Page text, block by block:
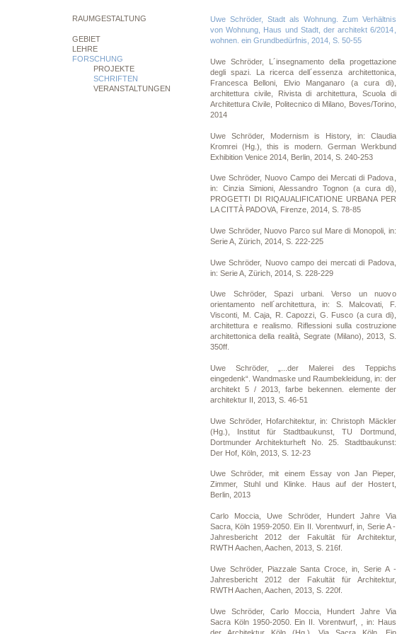
RAUMGESTALTUNG
GEBIET
LEHRE
FORSCHUNG
PROJEKTE
SCHRIFTEN
VERANSTALTUNGEN
Uwe Schröder, Stadt als Wohnung. Zum Verhältnis
von Wohnung, Haus und Stadt, der architekt 6/2014,
wohnen. ein Grundbedürfnis, 2014, S. 50-55
Uwe Schröder, L´insegnamento della progettazione
degli spazi. La ricerca dell´essenza architettonica,
Francesca Belloni, Elvio Manganaro (a cura di),
architettura civile, Rivista di architettura, Scuola di
Architettura Civile, Politecnico di Milano, Boves/Torino,
2014
Uwe Schröder, Modernism is History, in: Claudia
Kromrei (Hg.), this is modern. German Werkbund
Exhibition Venice 2014, Berlin, 2014, S. 240-253
Uwe Schröder, Nuovo Campo dei Mercati di Padova,
in: Cinzia Simioni, Alessandro Tognon (a cura di),
PROGETTI DI RIQAUALIFICATIONE URBANA PER
LA CITTÀ PADOVA, Firenze, 2014, S. 78-85
Uwe Schröder, Nuovo Parco sul Mare di Monopoli, in:
Serie A, Zürich, 2014, S. 222-225
Uwe Schröder, Nuovo campo dei mercati di Padova,
in: Serie A, Zürich, 2014, S. 228-229
Uwe Schröder, Spazi urbani. Verso un nuovo
orientamento nell´architettura, in: S. Malcovati, F.
Visconti, M. Caja, R. Capozzi, G. Fusco (a cura di),
architettura e realismo. Riflessioni sulla costruzione
architettonica della realità, Segrate (Milano), 2013, S.
350ff.
Uwe Schröder, „...der Malerei des Teppichs
eingedenk“. Wandmaske und Raumbekleidung, in: der
architekt 5 / 2013, farbe bekennen. elemente der
architektur II, 2013, S. 46-51
Uwe Schröder, Hofarchitektur, in: Christoph Mäckler
(Hg.), Institut für Stadtbaukunst, TU Dortmund,
Dortmunder Architekturheft No. 25. Stadtbaukunst:
Der Hof, Köln, 2013, S. 12-23
Uwe Schröder, mit einem Essay von Jan Pieper,
Zimmer, Stuhl und Klinke. Haus auf der Hostert,
Berlin, 2013
Carlo Moccia, Uwe Schröder, Hundert Jahre Via
Sacra, Köln 1959-2050. Ein II. Vorentwurf, in, Serie A -
Jahresbericht 2012 der Fakultät für Architektur,
RWTH Aachen, Aachen, 2013, S. 216f.
Uwe Schröder, Piazzale Santa Croce, in, Serie A -
Jahresbericht 2012 der Fakultät für Architektur,
RWTH Aachen, Aachen, 2013, S. 220f.
Uwe Schröder, Carlo Moccia, Hundert Jahre Via
Sacra Köln 1950-2050. Ein II. Vorentwurf, , in: Haus
der Architektur Köln (Hg.), Via Sacra Köln. Ein